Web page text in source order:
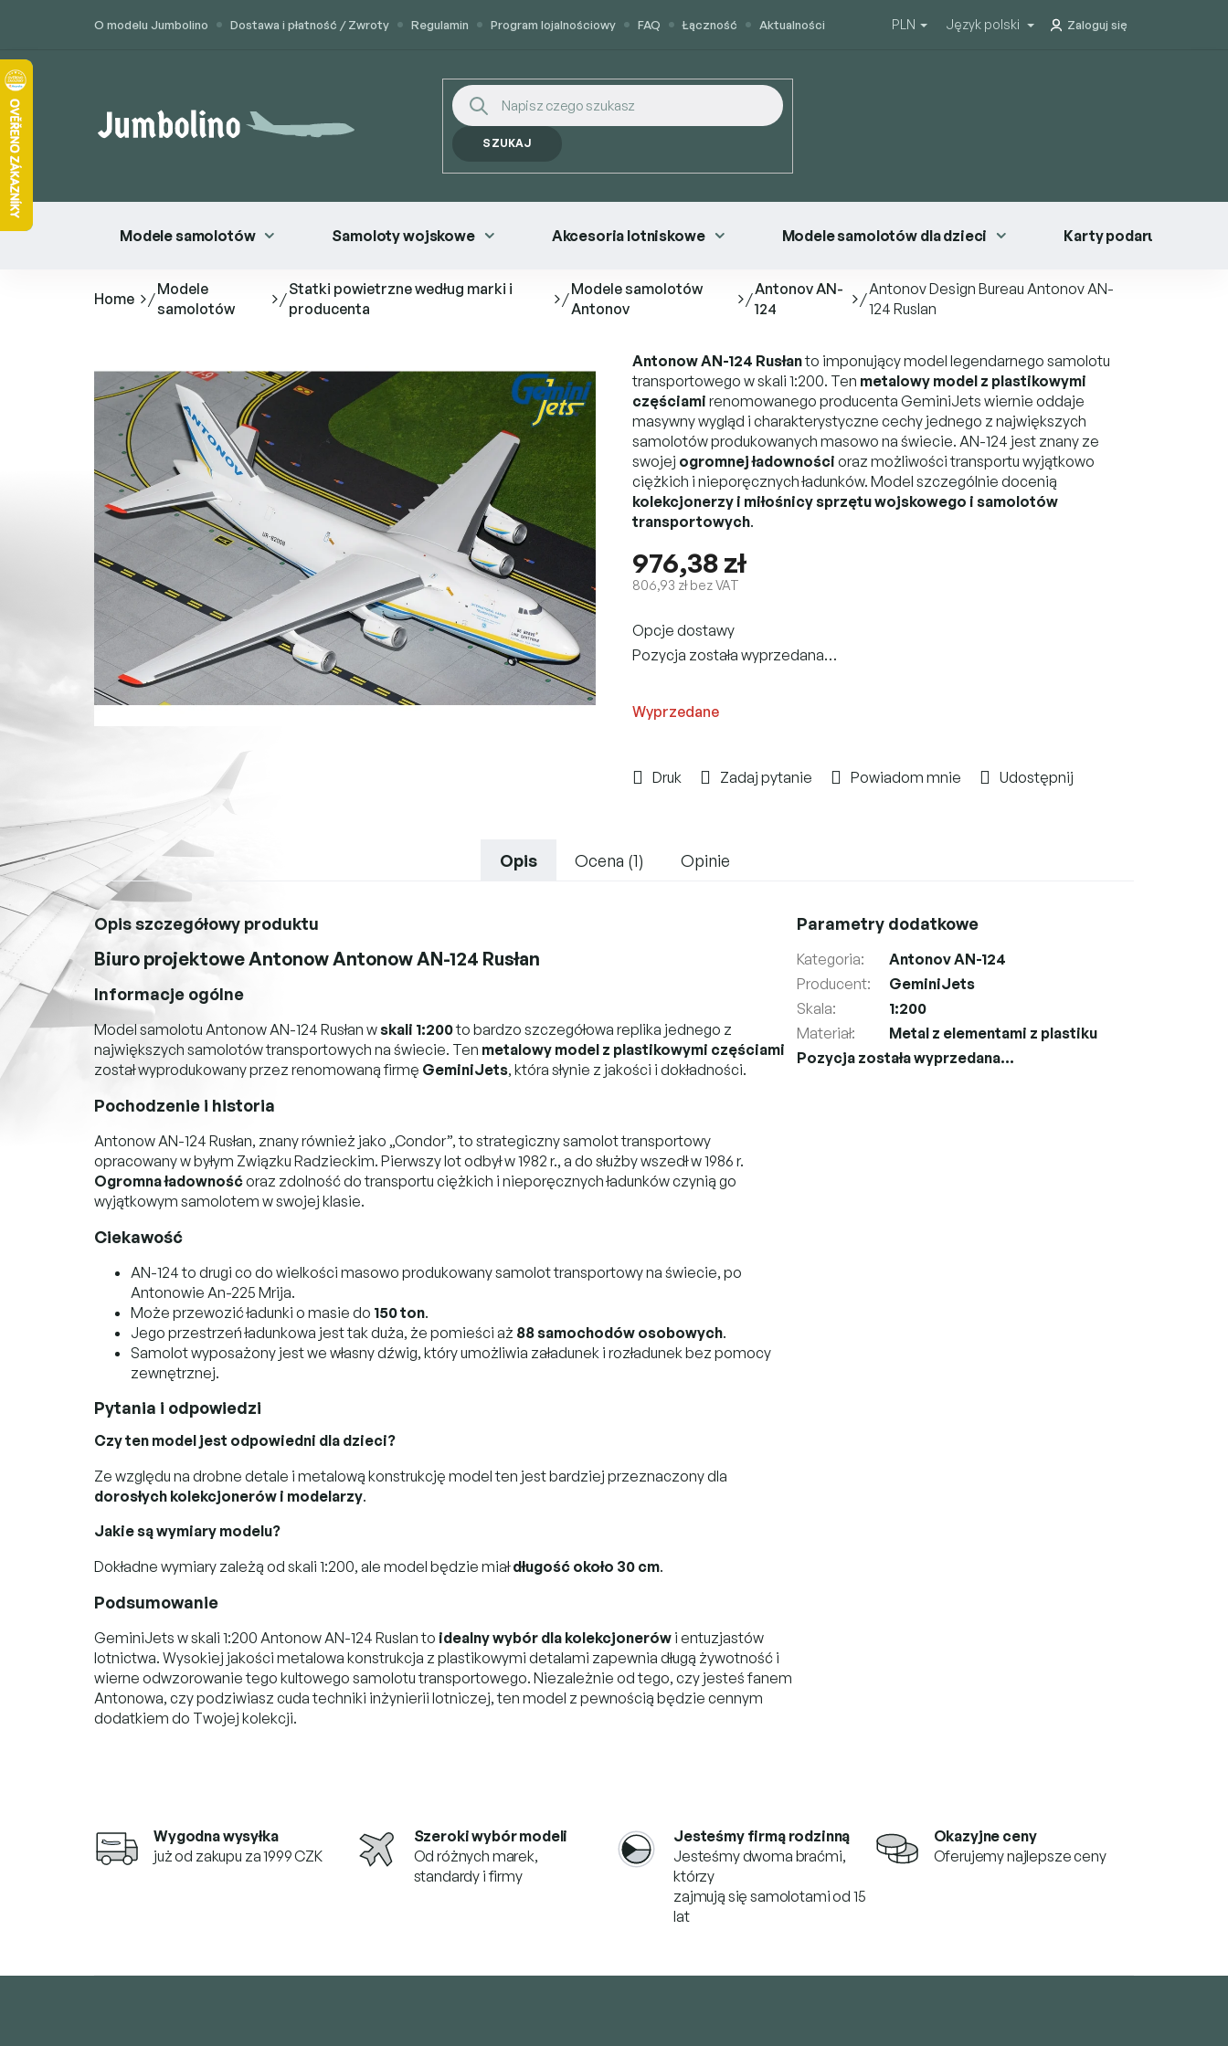
O modelu Jumbolino Dostawa i płatność / Zwroty Regulamin Program lojalnościowy FAQ Łączność Aktualności PLN Język polski Zaloguj się
SZUKAJ
Modele samolotów Samoloty wojskowe Akcesoria lotniskowe Modele samolotów dla dzieci Karty podarunkowe
Home /
Modele
samolotów
/
Statki powietrzne według marki i
producenta
/
Modele samolotów
Antonov
/
Antonov AN-
124
/
Antonov Design Bureau Antonov AN-
124 Ruslan
976,38 zł
806,93 zł bez VAT
jednostkowa:
Wyprzedane
Opcje dostawy
Pozycja została wyprzedana…
Antonow AN-124 Rusłanto imponujący model legendarnego samolotu
transportowego w skali 1:200. Ten metalowy model z plastikowymi
częściami renomowanego producenta GeminiJets wiernie oddaje
masywny wygląd i charakterystyczne cechy jednego z największych
samolotów produkowanych masowo na świecie. AN-124 jest znany ze
swojej ogromnej ładowności oraz możliwości transportu wyjątkowo
ciężkich i nieporęcznych ładunków. Model szczególnie docenią
kolekcjonerzy i miłośnicy sprzętu wojskowego i samolotów
transportowych.
Druk Zadaj pytanie Powiadom mnie Udostępnij
Wygodna wysyłka
już od zakupu za 1999 CZK
Szeroki wybór modeli
Od różnych marek,
standardy i firmy
Jesteśmy firmą rodzinną
Jesteśmy dwoma braćmi,
którzy
zajmują się samolotami od 15
lat
Okazyjne ceny
Oferujemy najlepsze ceny
Opis Ocena (1) Opinie
Opis szczegółowy produktu
Biuro projektowe Antonow Antonow AN-124 Rusłan
Informacje ogólne
Model samolotu Antonow AN-124 Rusłan wskali 1:200to bardzo szczegółowa replika jednego z
największych samolotów transportowych na świecie. Ten metalowy model z plastikowymi częściami
został wyprodukowany przez renomowaną firmę GeminiJets, która słynie z jakości i dokładności.
Pochodzenie i historia
Antonow AN-124 Rusłan, znany również jako „Condor”, to strategiczny samolot transportowy
opracowany w byłym Związku Radzieckim. Pierwszy lot odbył w 1982 r., a do służby wszedł w 1986 r.
Ogromna ładownośćoraz zdolność do transportu ciężkich i nieporęcznych ładunków czynią go
wyjątkowym samolotem w swojej klasie.
Ciekawość
AN-124 to drugi co do wielkości masowo produkowany samolot transportowy na świecie, po
Antonowie An-225 Mrija.
Może przewozić ładunki o masie do 150 ton.
Jego przestrzeń ładunkowa jest tak duża, że pomieści aż 88 samochodów osobowych.
Samolot wyposażony jest we własny dźwig, który umożliwia załadunek i rozładunek bez pomocy
zewnętrznej.
Pytania i odpowiedzi
Czy ten model jest odpowiedni dla dzieci?
Ze względu na drobne detale i metalową konstrukcję model ten jest bardziej przeznaczony dla
dorosłych kolekcjonerów i modelarzy.
Jakie są wymiary modelu?
Dokładne wymiary zależą od skali 1:200, ale model będzie miałdługość około 30 cm.
Podsumowanie
GeminiJets w skali 1:200 Antonow AN-124 Ruslan to idealny wybór dla kolekcjonerów i entuzjastów
lotnictwa. Wysokiej jakości metalowa konstrukcja z plastikowymi detalami zapewnia długą żywotność i
wierne odwzorowanie tego kultowego samolotu transportowego. Niezależnie od tego, czy jesteś fanem
Antonowa, czy podziwiasz cuda techniki inżynierii lotniczej, ten model z pewnością będzie cennym
dodatkiem do Twojej kolekcji.
Parametry dodatkowe
Kategoria:
Antonov AN-124
Producent:
GeminiJets
Skala:
1:200
Materiał:
Metal z elementami z plastiku
Pozycja została wyprzedana…